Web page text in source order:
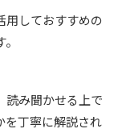
用しておすすめの
読み聞かせる上で
を丁寧に解説され